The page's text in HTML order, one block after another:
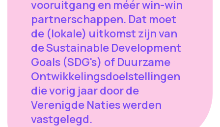
vooruitgang en méér win-win
partnerschappen. Dat moet
de (lokale) uitkomst zijn van
de Sustainable Development
Goals (SDG's) of Duurzame
Ontwikkelingsdoelstellingen
die vorig jaar door de
Verenigde Naties werden
vastgelegd.